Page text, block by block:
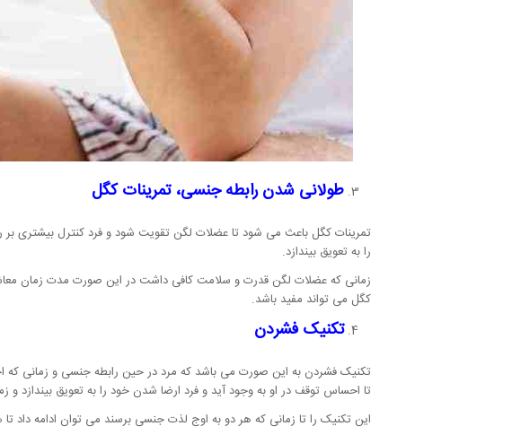
طولانی شدن رابطه جنسی، تمرینات کگل
تمرینات کگل باعث می شود تا عضلات لگن تقویت شود و فرد کنترل بیشتری بر
را به تعویق بیندازد.
زمانی که عضلات لگن قدرت و سلامت کافی داشت در این صورت مدت زمان
کگل می تواند مفید باشد.
تکنیک فشردن
تکنیک فشردن به این صورت می باشد که مرد در حین رابطه جنسی و زمانی
تا احساس توقف در او به وجود آید و فرد ارضا شدن خود را به تعویق بیندازد
این تکنیک را تا زمانی که هر دو به اوج لذت جنسی برسند می توان ادامه داد تا